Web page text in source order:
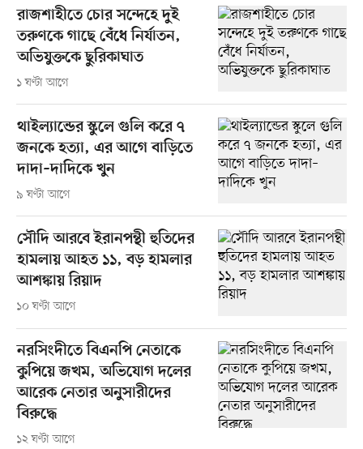
রাজশাহীতে চোর সন্দেহে দুই
তরুণকে গাছে বেঁধে নির্যাতন,
অভিযুক্তকে ছুরিকাঘাত
১ ঘণ্টা আগে
থাইল্যান্ডের স্কুলে গুলি করে ৭
জনকে হত্যা, এর আগে বাড়িতে
দাদা–দাদিকে খুন
৯ ঘণ্টা আগে
সৌদি আরবে ইরানপন্থী হুতিদের
হামলায় আহত ১১, বড় হামলার
আশঙ্কায় রিয়াদ
১০ ঘণ্টা আগে
নরসিংদীতে বিএনপি নেতাকে
কুপিয়ে জখম, অভিযোগ দলের
আরেক নেতার অনুসারীদের
বিরুদ্ধে
১২ ঘণ্টা আগে